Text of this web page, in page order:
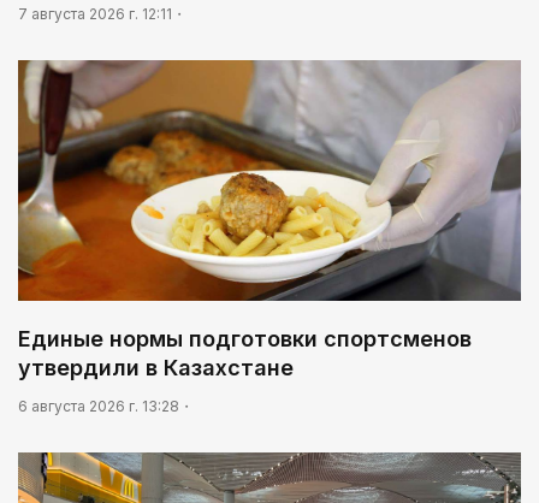
7 августа 2026 г. 12:11
Единые нормы подготовки спортсменов
утвердили в Казахстане
6 августа 2026 г. 13:28